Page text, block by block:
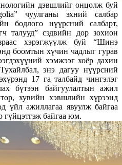
дэвшлийг онцолж буй
чуулганы эхний салбар
бодлого нүүрсний салбарт,
талууд” сэдвийн дор зохион
хэрэгжүүлж буй “Шинэ
боомтын хүчин чадлыг гурав
хэмжээг хоёр дахин
энэ дагуу нүүрсний
17 га талбайд чингэлэг
бүтээн байгуулалтын ажил
хувийн хэвшлийн хүрээнд
үйл ажиллагаа явуулж байгаа
гүйцэтгэж байгаа юм.